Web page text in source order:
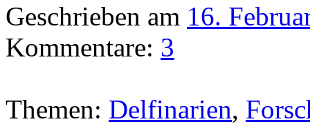
Geschrieben am 16.
Kommentare: 3
Themen: Delfinarien,